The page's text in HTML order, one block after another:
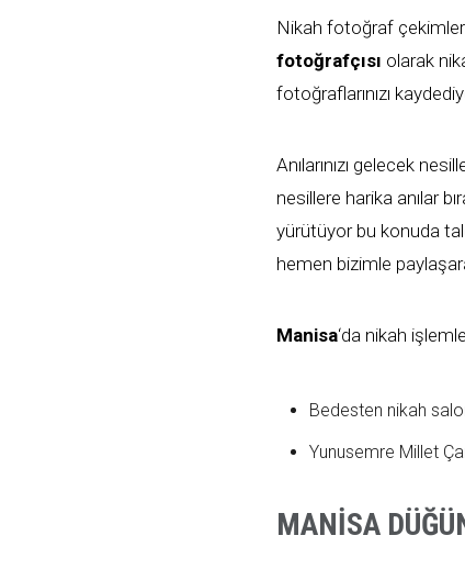
Nikah fotoğraf
fotoğrafçısı olarak
fotoğraflarınızı
Anılarınızı gelecek
nesillere harika anılar
yürütüyor bu konuda
hemen bizimle
Manisa‘da nikah
Bedesten nikah
Yunusemre Millet
MANISA